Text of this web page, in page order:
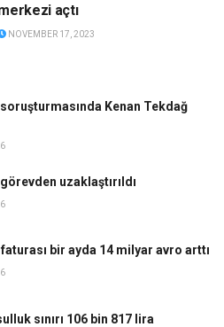
açtı
NOVEMBER 17, 2023
Kenan Tekdağ
uzaklaştırıldı
bir ayda 14 milyar avro arttı
sınırı 106 bin 817 lira